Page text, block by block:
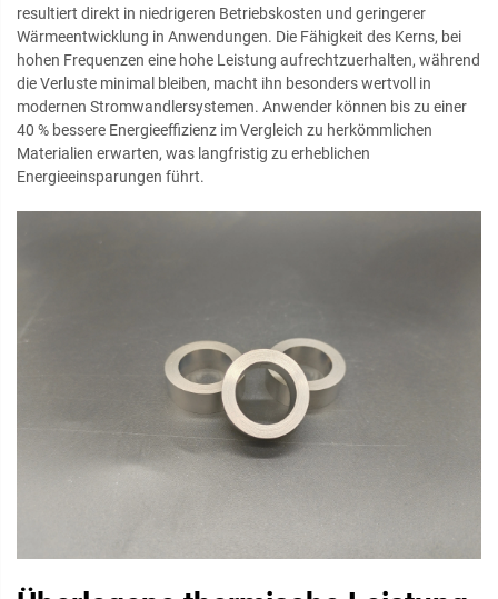
resultiert direkt in niedrigeren Betriebskosten und geringerer
Wärmeentwicklung in Anwendungen. Die Fähigkeit des Kerns, bei
hohen Frequenzen eine hohe Leistung aufrechtzuerhalten, während
die Verluste minimal bleiben, macht ihn besonders wertvoll in
modernen Stromwandlersystemen. Anwender können bis zu einer
40 % bessere Energieeffizienz im Vergleich zu herkömmlichen
Materialien erwarten, was langfristig zu erheblichen
Energieeinsparungen führt.